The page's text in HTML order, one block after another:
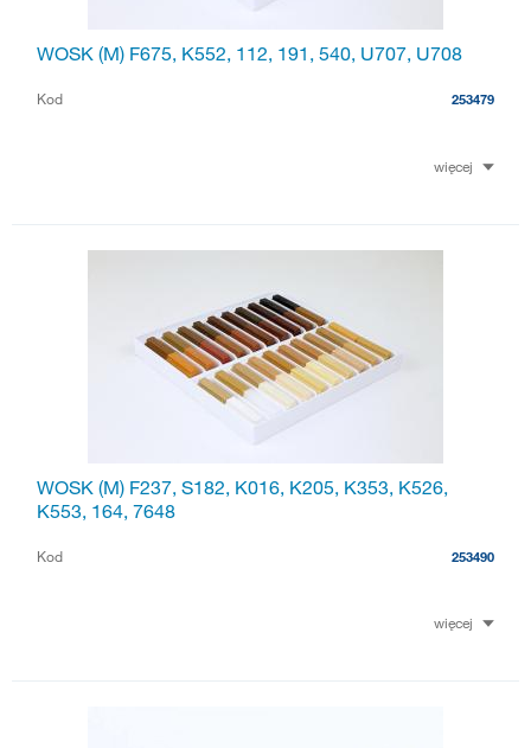
WOSK (M) F675, K552, 112, 191, 540, U707, U708
Kod 253479
więcej
WOSK (M) F237, S182, K016, K205, K353, K526,
K553, 164, 7648
Kod 253490
więcej